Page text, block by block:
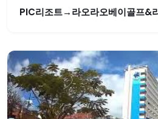
PIC리조트→라오라오베이골프&